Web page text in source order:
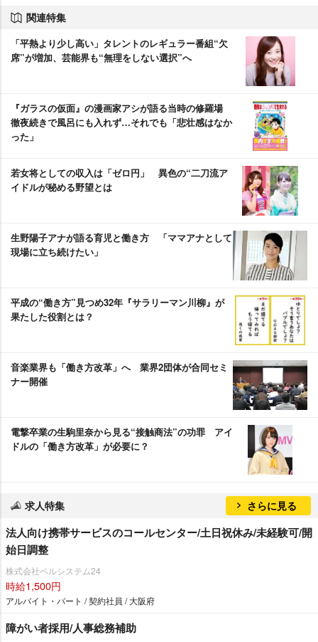
関連特集
「平熱より少し高い」タレントのレギュラー番組“欠
席”が増加、芸能界も“無理をしない選択”へ
『ガラスの仮面』の漫画家アシが語る当時の修羅場
徹夜続きで風呂にも入れず…それでも「悲壮感はなか
った」
若女将としての収入は「ゼロ円」 異色の“二刀流ア
イドルが秘める野望とは
生野陽子アナが語る育児と働き方 「ママアナとして
現場に立ち続けたい」
平成の“働き方”見つめ32年『サラリーマン川柳』が
果たした役割とは？
音楽業界も「働き方改革」へ 業界2団体が合同セミ
ナー開催
電撃卒業の生駒里奈から見る“接触商法”の功罪 アイ
ドルの「働き方改革」が必要に？
求人特集 さらに見る
法人向け携帯サービスのコールセンター/土日祝休み/未経験可/開
始日調整
株式会社ベルシステム24
時給1,500円
アルバイト・パート / 契約社員 / 大阪府
障がい者採用/人事総務補助